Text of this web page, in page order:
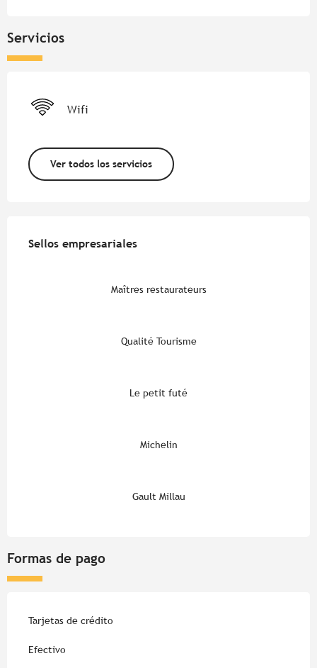
Servicios
Wifi
Ver todos los servicios
Sellos empresariales
Sellos empresariales
Maîtres restaurateurs
Qualité Tourisme
Le petit futé
Michelin
Gault Millau
Formas de pago
Tarjetas de crédito
Efectivo